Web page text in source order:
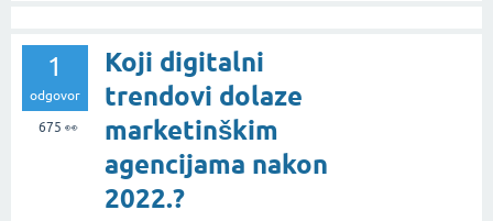
1
odgovor
675 👀
Koji digitalni
trendovi dolaze
marketinškim
agencijama nakon
2022.?